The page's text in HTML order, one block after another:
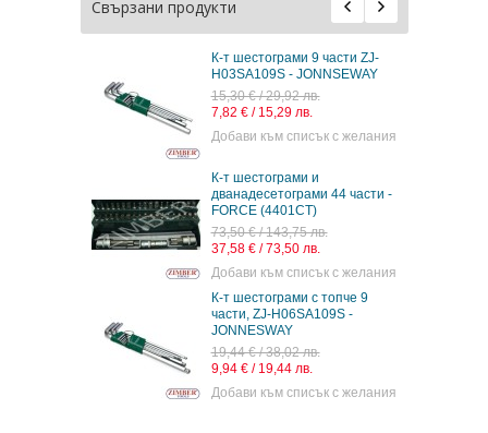
Свързани продукти
К-т шестограми 9 части ZJ-
H03SA109S - JONNSEWAY
15,30 € / 29,92 лв.
7,82 € / 15,29 лв.
Добави към списък с желания
К-т шестограми и
дванадесетограми 44 части -
FORCE (4401CT)
73,50 € / 143,75 лв.
37,58 € / 73,50 лв.
Добави към списък с желания
К-т шестограми с топче 9
части, ZJ-H06SA109S -
JONNESWAY
19,44 € / 38,02 лв.
9,94 € / 19,44 лв.
Добави към списък с желания